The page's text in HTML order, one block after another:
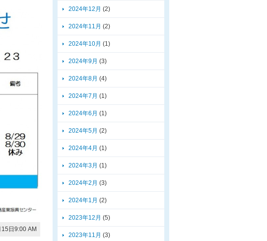
日9:00 AM
2024年12月 (2)
2024年11月 (2)
2024年10月 (1)
2024年9月 (3)
2024年8月 (4)
2024年7月 (1)
2024年6月 (1)
2024年5月 (2)
2024年4月 (1)
2024年3月 (1)
2024年2月 (3)
2024年1月 (2)
2023年12月 (5)
2023年11月 (3)